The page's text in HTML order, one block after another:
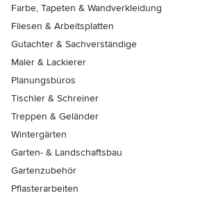
Farbe, Tapeten & Wandverkleidung
Fliesen & Arbeitsplatten
Gutachter & Sachverständige
Maler & Lackierer
Planungsbüros
Tischler & Schreiner
Treppen & Geländer
Wintergärten
Garten- & Landschaftsbau
Gartenzubehör
Pflasterarbeiten